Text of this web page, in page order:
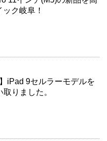
ク岐阜！
iPad 9セルラーモデルを
りました。